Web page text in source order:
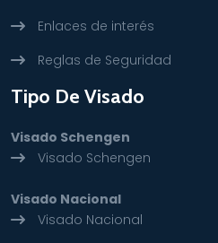
Enlaces de interés
Reglas de Seguridad
Tipo De Visado
Visado Schengen
Visado Schengen
Visado Nacional
Visado Nacional